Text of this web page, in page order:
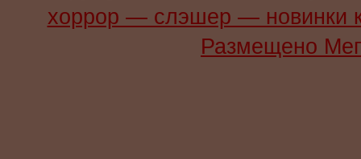
хоррор — слэшер —
Размещено